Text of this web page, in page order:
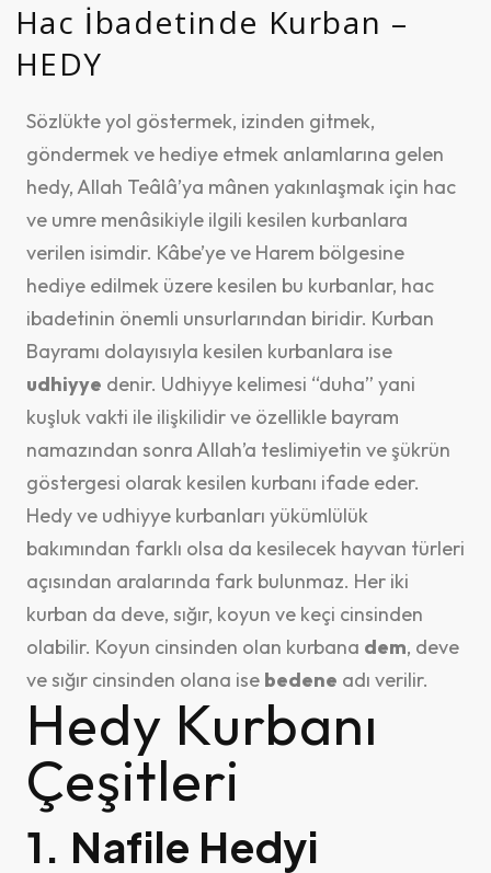
Hac İbadetinde Kurban –
HEDY
Sözlükte yol göstermek, izinden gitmek,
göndermek ve hediye etmek anlamlarına gelen
hedy, Allah Teâlâ’ya mânen yakınlaşmak için hac
ve umre menâsikiyle ilgili kesilen kurbanlara
verilen isimdir. Kâbe’ye ve Harem bölgesine
hediye edilmek üzere kesilen bu kurbanlar, hac
ibadetinin önemli unsurlarından biridir. Kurban
Bayramı dolayısıyla kesilen kurbanlara ise
udhiyye denir. Udhiyye kelimesi “duha” yani
kuşluk vakti ile ilişkilidir ve özellikle bayram
namazından sonra Allah’a teslimiyetin ve şükrün
göstergesi olarak kesilen kurbanı ifade eder.
Hedy ve udhiyye kurbanları yükümlülük
bakımından farklı olsa da kesilecek hayvan türleri
açısından aralarında fark bulunmaz. Her iki
kurban da deve, sığır, koyun ve keçi cinsinden
olabilir. Koyun cinsinden olan kurbana dem, deve
ve sığır cinsinden olana ise bedene adı verilir.
Hedy Kurbanı
Çeşitleri
1. Nafile Hedyi